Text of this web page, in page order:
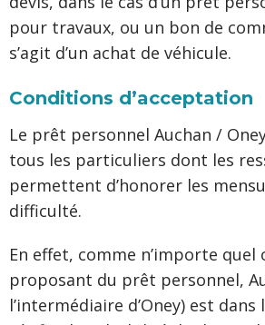
pour travaux, ou un bon de
s’agit d’un achat de véhicule.
Conditions d’acceptation
Le prêt personnel Auchan /
tous les particuliers dont les
permettent d’honorer les
difficulté.
En effet, comme n’importe quel
proposant du prêt personnel,
l’intermédiaire d’Oney) est dans